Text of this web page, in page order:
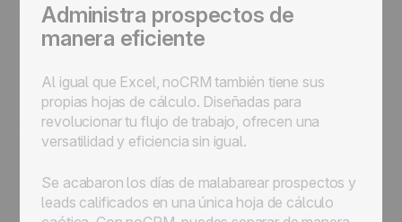
Administra prospectos de
manera eficiente
Al igual que Excel, noCRM también tiene sus
propias hojas de cálculo. Diseñadas para
revolucionar tu flujo de trabajo, ofrecen una
versatilidad y eficiencia sin igual.
Se acabaron los días de malabarear prospectos y
leads calificados en una única hoja de cálculo